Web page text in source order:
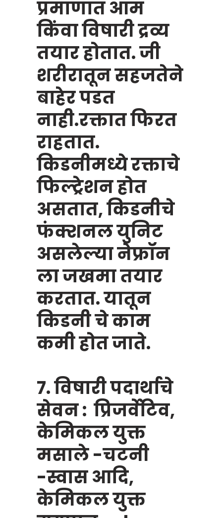
प्रमाणात आम
किंवा विषारी द्रव्य
तयार होतात. जी
शरीरातून सहजतेने
बाहेर पडत
नाही.रक्तात फिरत
राहतात.
किडनीमध्ये रक्ताचे
फिल्ट्रेशन होत
असतात, किडनीचे
फंक्शनल युनिट
असलेल्या नेफ्रॉन
ला जखमा तयार
करतात. यातून
किडनी चे काम
कमी होत जाते.
7. विषारी पदार्थाचे
सेवन : प्रिजर्वेटिव,
केमिकल युक्त
मसाले -चटनी
-स्वास आदि,
केमिकल युक्त